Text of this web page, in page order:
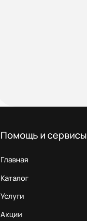
Помощь и сервисы
Главная
Каталог
Услуги
Акции